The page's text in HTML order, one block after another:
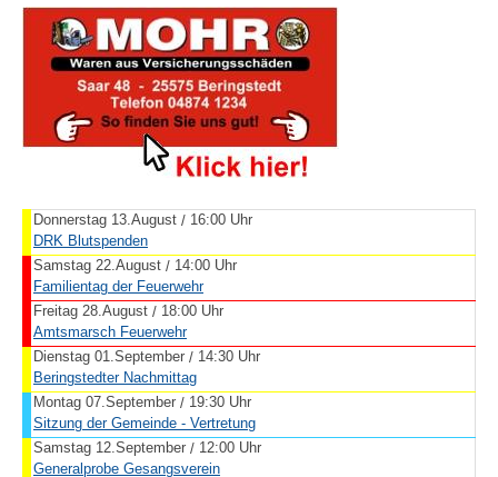
Donnerstag 13.August / 16:00 Uhr
DRK Blutspenden
Samstag 22.August / 14:00 Uhr
Familientag der Feuerwehr
Freitag 28.August / 18:00 Uhr
Amtsmarsch Feuerwehr
Dienstag 01.September / 14:30 Uhr
Beringstedter Nachmittag
Montag 07.September / 19:30 Uhr
Sitzung der Gemeinde - Vertretung
Samstag 12.September / 12:00 Uhr
Generalprobe Gesangsverein